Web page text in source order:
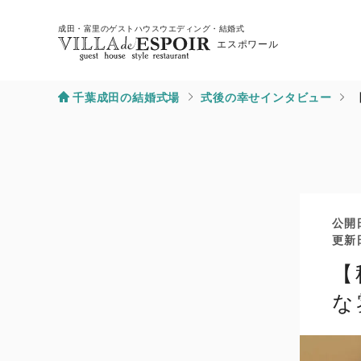
成田・富里のゲストハウスウエディング・結婚式
エスポワール
千葉成田の結婚式場 式後の幸せインタビュー
公開
更新